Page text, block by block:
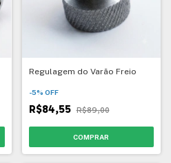
Regulagem do Varão Freio
-5% OFF
R$84,55 R$89,00